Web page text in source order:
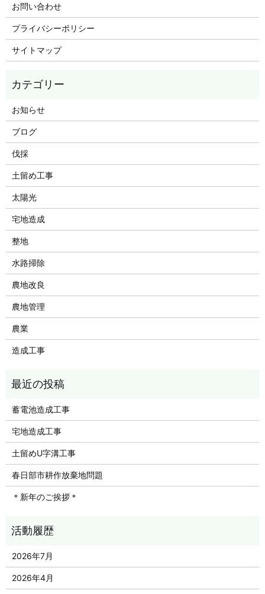
お問い合わせ
プライバシーポリシー
サイトマップ
お知らせ
ブログ
伐採
土留め工事
太陽光
宅地造成
整地
水路掃除
農地改良
農地管理
農業
造成工事
蓄電池造成工事
宅地造成工事
土留めU字溝工事
春日部市耕作放棄地問題
＊新年のご挨拶＊
2026年7月
2026年4月